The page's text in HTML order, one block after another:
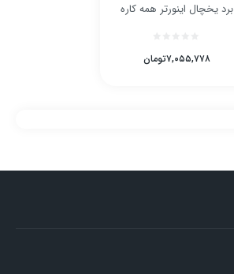
برد یخچال اینورتر همه کاره
تومان۷,۰۵۵,۷۷۸